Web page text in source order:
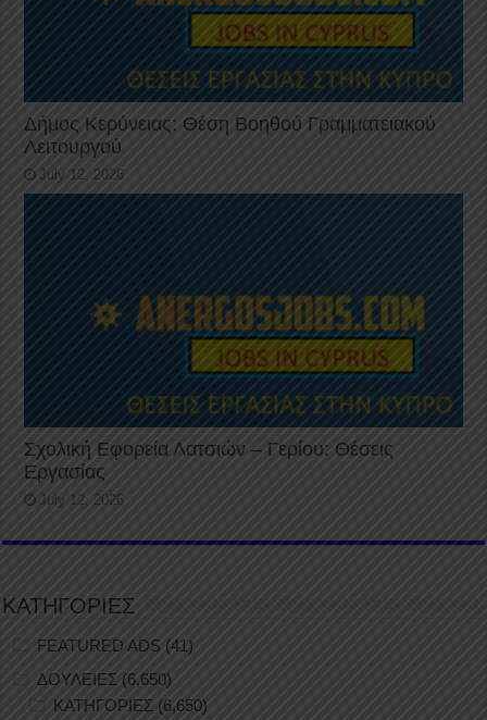
Δήμος Κερύνειας: Θέση Βοηθού Γραμματειακού
Λειτουργού
July 12, 2026
Σχολική Εφορεία Λατσιών – Γερίου: Θέσεις
Εργασίας
July 12, 2026
ΚΑΤΗΓΟΡΙΕΣ
FEATURED ADS (41)
ΔΟΥΛΕΙΕΣ (6,650)
ΚΑΤΗΓΟΡΙΕΣ (6,650)